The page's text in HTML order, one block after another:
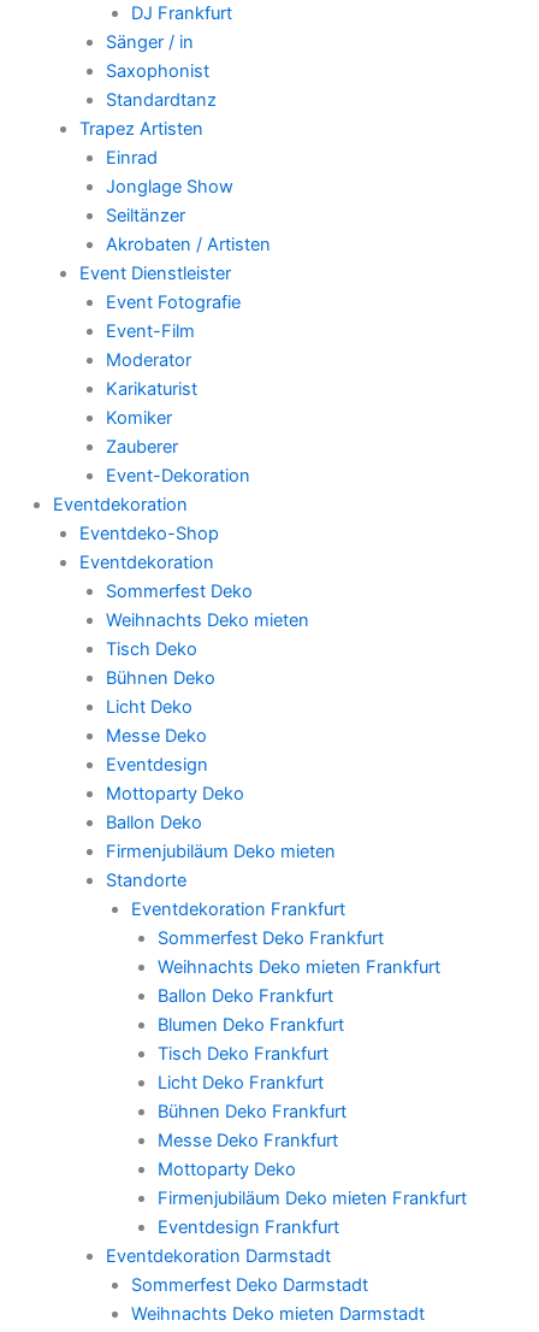
DJ Frankfurt
Sänger / in
Saxophonist
Standardtanz
Trapez Artisten
Einrad
Jonglage Show
Seiltänzer
Akrobaten / Artisten
Event Dienstleister
Event Fotografie
Event-Film
Moderator
Karikaturist
Komiker
Zauberer
Event-Dekoration
Eventdekoration
Eventdeko-Shop
Eventdekoration
Sommerfest Deko
Weihnachts Deko mieten
Tisch Deko
Bühnen Deko
Licht Deko
Messe Deko
Eventdesign
Mottoparty Deko
Ballon Deko
Firmenjubiläum Deko mieten
Standorte
Eventdekoration Frankfurt
Sommerfest Deko Frankfurt
Weihnachts Deko mieten Frankfurt
Ballon Deko Frankfurt
Blumen Deko Frankfurt
Tisch Deko Frankfurt
Licht Deko Frankfurt
Bühnen Deko Frankfurt
Messe Deko Frankfurt
Mottoparty Deko
Firmenjubiläum Deko mieten Frankfurt
Eventdesign Frankfurt
Eventdekoration Darmstadt
Sommerfest Deko Darmstadt
Weihnachts Deko mieten Darmstadt